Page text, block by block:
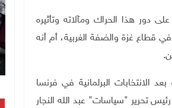
دور هذا الحراك ومآلاته وتأثيره
في قطاع غزة والضفة الغربية، أم أنه
الانتخابات البرلمانية في فرنسا
تحرير "سياسات" عبد الله النجار